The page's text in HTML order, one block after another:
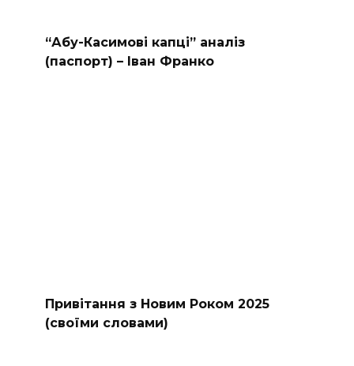
“Абу-Касимові капці” аналіз
(паспорт) – Іван Франко
Привітання з Новим Роком 2025
(своїми словами)